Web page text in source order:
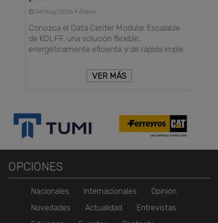
04/Aug/2026 4:09pm
Conozca el Data Center Modular Escalable
de KOLFF, una solución flexible,
energéticamente eficiente y de rápida imple .
VER MÁS
OPCIONES
Nacionales Internacionales
Opinión
Novedades
Actualidad
Entrevistas